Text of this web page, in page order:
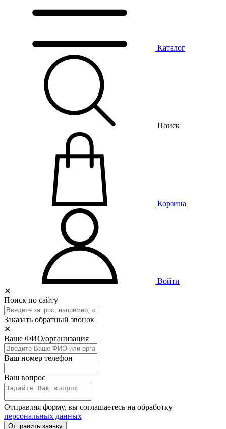
Каталог
Поиск
Корзина
Войти
✕
Поиск по сайту
Заказать обратный звонок
✕
Ваше ФИО/организация
Ваш номер телефон
Ваш вопрос
Отправляя форму, вы соглашаетесь на обработку
персональных данных
Отправить заявку